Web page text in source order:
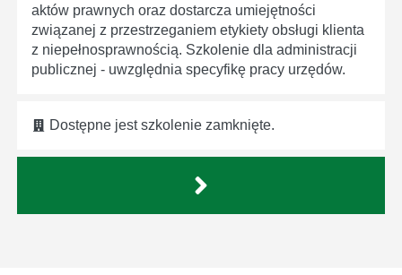
aktów prawnych oraz dostarcza umiejętności
związanej z przestrzeganiem etykiety obsługi klienta
z niepełnosprawnością. Szkolenie dla administracji
publicznej - uwzględnia specyfikę pracy urzędów.
Dostępne jest szkolenie zamknięte.